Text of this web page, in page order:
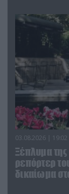
03.08.2026 | 19:02
Ξέπλυμα της
ρεπόρτερ
δικαίωμα